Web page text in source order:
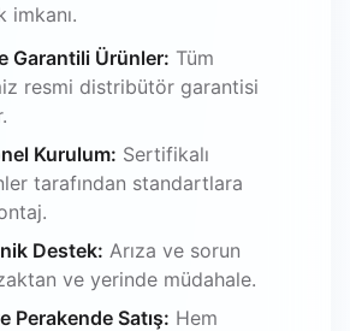
imkanı.
Garantili Ürünler: Tüm
resmi distribütör garantisi
Kurulum: Sertifikalı
tarafından standartlara
Destek: Arıza ve sorun
ve yerinde müdahale.
Perakende Satış: Hem